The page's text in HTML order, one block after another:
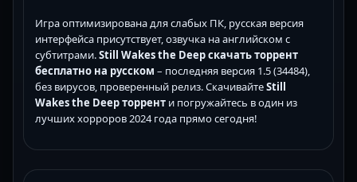
Игра оптимизирована для слабых ПК, русская версия
интерфейса присутствует, озвучка на английском с
субтитрами.Still Wakes the Deep скачать торрент
бесплатно на русском – последняя версия 1.5 (34484),
без вирусов, проверенный релиз. СкачивайтеStill
Wakes the Deep торрент и погружайтесь в один из
лучших хорроров 2024 года прямо сегодня!